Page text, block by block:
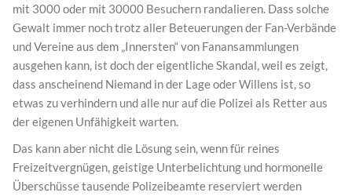
mit 3000 oder mit 30000 Besuchern randalieren. Dass solche
Gewalt immer noch trotz aller Beteuerungen der Fan-Verbände
und Vereine aus dem „Innersten“ von Fanansammlungen
ausgehen kann, ist doch der eigentliche Skandal, weil es zeigt,
dass anscheinend Niemand in der Lage oder Willens ist, so
etwas zu verhindern und alle nur auf die Polizei als Retter aus
der eigenen Unfähigkeit warten.
Das kann aber nicht die Lösung sein, wenn für reines
Freizeitvergnügen, geistige Unterbelichtung und hormonelle
Überschüsse tausende Polizeibeamte reserviert werden